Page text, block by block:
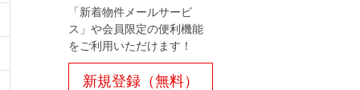
「新着物件メールサービ
ス」や会員限定の便利機能
をご利用いただけます！
新規登録（無料）